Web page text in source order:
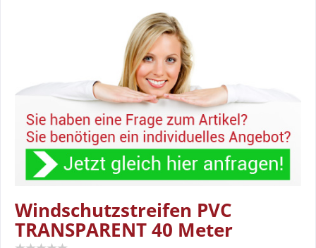
Windschutzstreifen PVC
TRANSPARENT 40 Meter